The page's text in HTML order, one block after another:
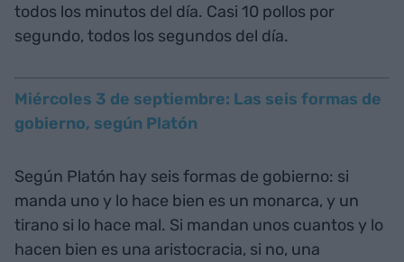
todos los minutos del día. Casi 10 pollos por
segundo, todos los segundos del día.
Miércoles 3 de septiembre: Las seis formas de
gobierno, según Platón
Según Platón hay seis formas de gobierno: si
manda uno y lo hace bien es un monarca, y un
tirano si lo hace mal. Si mandan unos cuantos y lo
hacen bien es una aristocracia, si no, una